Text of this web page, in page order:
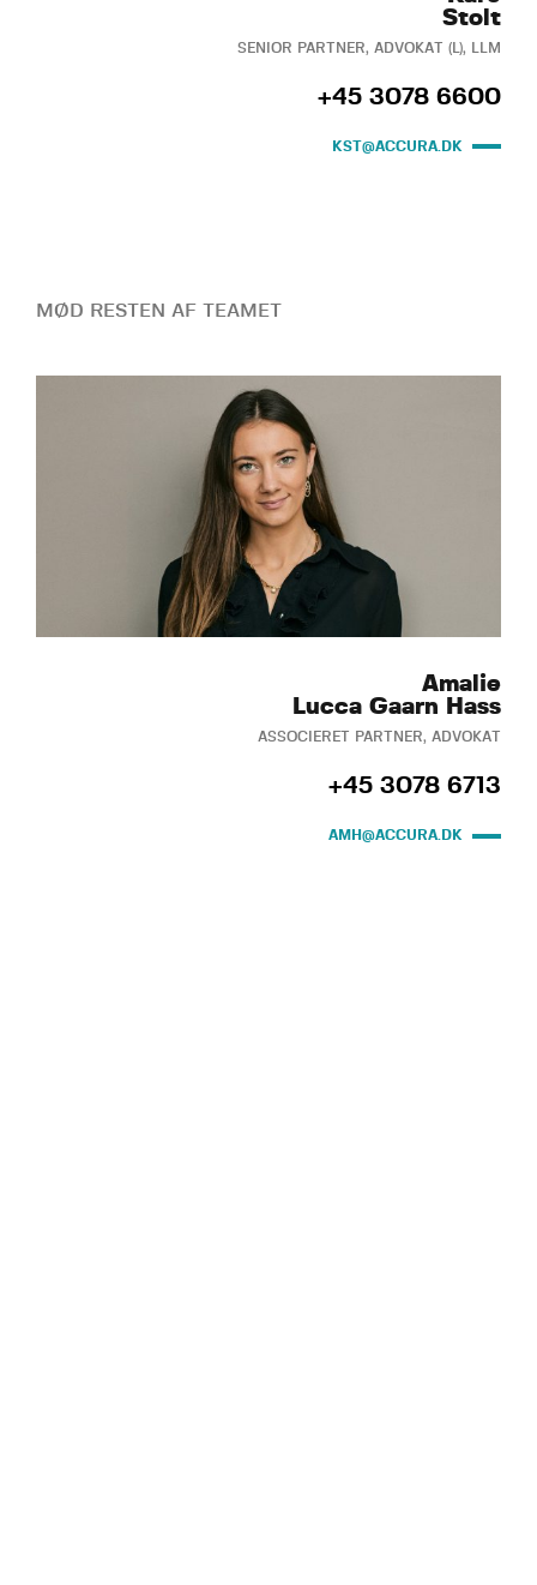
Stolt
SENIOR PARTNER, ADVOKAT (L), LLM
+45 3078 6600
KST@ACCURA.DK
MØD RESTEN AF TEAMET
Amalie
Lucca Gaarn Hass
ASSOCIERET PARTNER, ADVOKAT
+45 3078 6713
AMH@ACCURA.DK